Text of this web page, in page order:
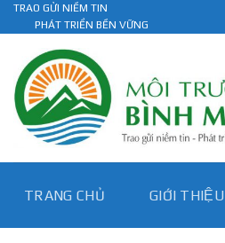
Skip
to
content
TRAO GỬI NIỀM TIN
PHÁT TRIỂN BỀN VỮNG
TRANG CHỦ GIỚI THIỆU